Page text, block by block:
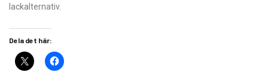
lackalternativ.
Dela det här: